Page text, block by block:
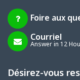
Foire aux
Courriel
Answer in 12
Désirez-vous